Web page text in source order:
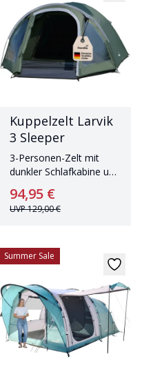
Kuppelzelt Larvik
3 Sleeper
3-Personen-Zelt mit
dunkler Schlafkabine und
94,95 €
UVP129,00 €
Summer Sale